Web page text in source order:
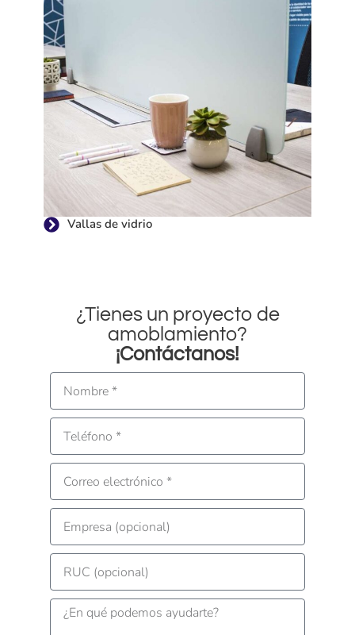
Vallas de vidrio
¿Tienes un proyecto de
amoblamiento?
¡Contáctanos!